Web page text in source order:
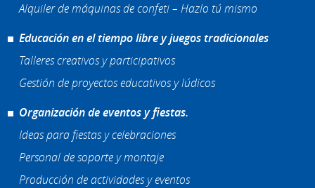
Alquiler de máquinas de confeti – Hazlo tú mismo
Educación en el tiempo libre y juegos tradicionales
Talleres creativos y participativos
Gestión de proyectos educativos y lúdicos
Organización de eventos y fiestas.
Ideas para fiestas y celebraciones
Personal de soporte y montaje
Producción de actividades y eventos